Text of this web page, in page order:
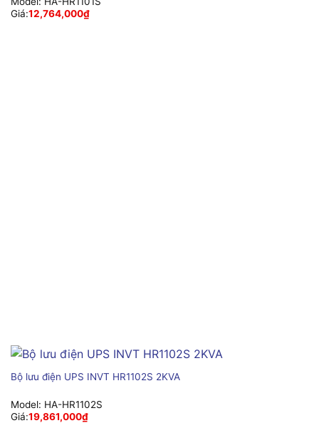
Giá:12,764,000₫
Bộ lưu điện UPS INVT HR1102S 2KVA
Model: HA-HR1102S
Giá:19,861,000₫